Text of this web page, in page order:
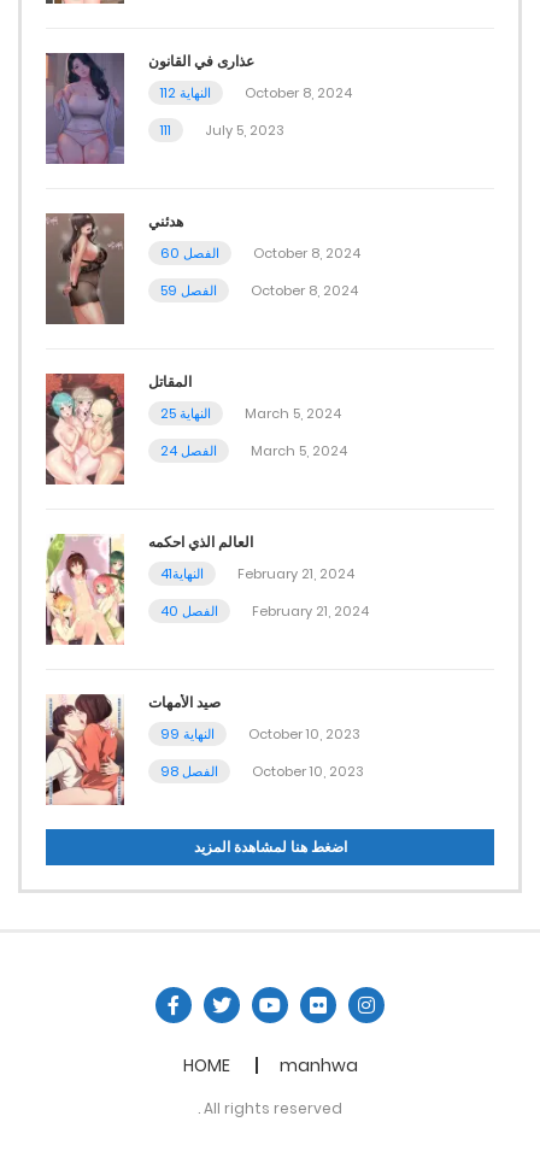
عذارى في القانون
112 النهاية
October 8, 2024
111
July 5, 2023
هدئني
الفصل 60
October 8, 2024
الفصل 59
October 8, 2024
المقاتل
النهاية 25
March 5, 2024
الفصل 24
March 5, 2024
العالم الذي احكمه
النهاية41
February 21, 2024
الفصل 40
February 21, 2024
صيد الأمهات
99 النهاية
October 10, 2023
98 الفصل
October 10, 2023
اضغط هنا لمشاهدة المزيد
HOME manhwa
. All rights reserved